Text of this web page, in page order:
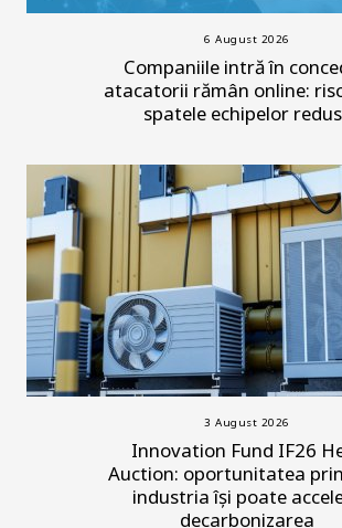
6 August 2026
Companiile intră în
atacatorii rămân online:
spatele echipelor
3 August 2026
Innovation Fund IF26
Auction: oportunitatea
industria își poate
decarbonizarea